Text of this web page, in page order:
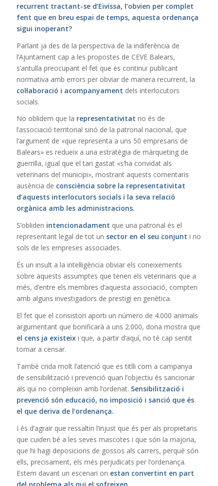
recurrent tractant-se d’Eivissa, l’obvien per complet
fent que en breu espai de temps, aquesta ordenança
sigui inoperant?
Parlant ja des de la perspectiva de la indiferència de
l’Ajuntament cap a les propostes de CEVE Balears,
s’antulla preocupant el fet que es continuï publicant
normativa amb errors per obviar de manera recurrent, la
col·laboració i acompanyament dels interlocutors
socials.
No oblidem que la representativitat no és de
l’associació territorial sinó de la patronal nacional, que
l’argument de «que representa a uns 50 empresaris de
Balears» es redueix a una estratègia de màrqueting de
guerrilla, igual que el tan gastat «s’ha convidat als
veterinaris del municipi», mostrant aquests comentaris
ausència de consciència sobre la representativitat
d’aquests interlocutors socials i la seva relació
orgànica amb les administracions.
S’obliden intencionadament que una patronal és el
representant legal de tot un sector en el seu conjunt i no
sols de les empreses associades.
És un insult a la intel·ligència obviar els coneixements
sobre aquests assumptes que tenen els veterinaris que a
més, d’entre els membres d’aquesta associació, compten
amb alguns investigadors de prestigi en genètica.
El fet que el consistori aporti un número de 4.000 animals
argumentant que bonificarà a uns 2.000, dona mostra que
el cens ja existeixi que, a partir d’aquí, no té cap sentit
tornar a censar.
També crida molt l’atenció que es titlli com a campanya
de sensibilització i prevenció quan l’objectiu és sancionar
als qui no compleixin amb l’ordenat. Sensibilització i
prevenció són educació, no imposició i sanció que és
el que deriva de l’ordenança.
I és d’agrair que ressaltin l’injust que és per als propietaris
que cuiden bé a les seves mascotes i que són la majoria,
que hi hagi deposicions de gossos als carrers, perquè són
ells, precisament, els més perjudicats per l’ordenança.
Estem davant un escenari on estan convertint en part